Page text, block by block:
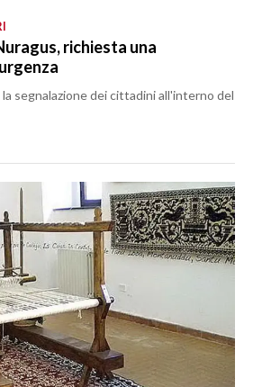
richiesta una
segnalazione dei cittadini all'interno del